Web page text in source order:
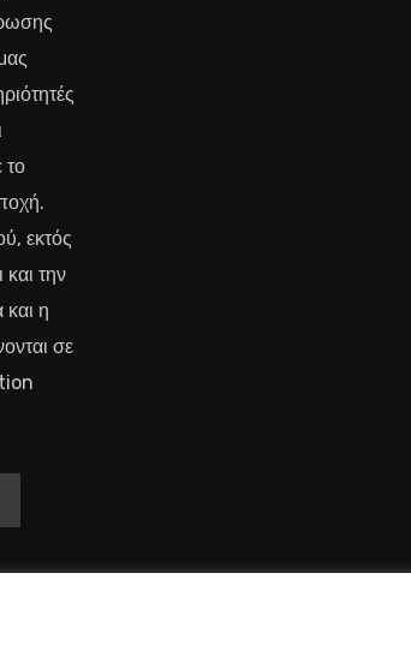
εκτός
και την
η
σε